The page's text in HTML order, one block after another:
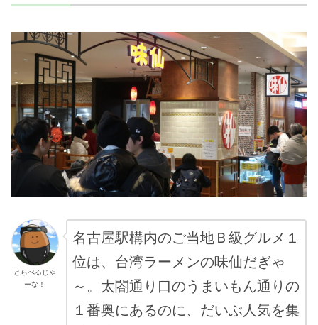
とらべるじゃ
ーな！
名古屋駅構内のご当地Ｂ級グルメ１
位は、台湾ラーメンの味仙だぎゃ
～。太閤通り口のうまいもん通りの
１番奥にあるのに、だいぶ人気を集